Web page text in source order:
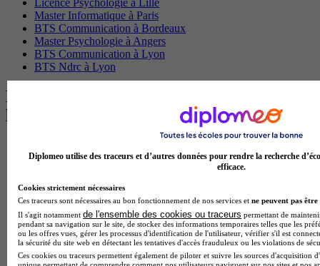
Master Informatique à Paris
BTS Communication à Bordeaux
Master Psychologie à Angers
BTS Communication à Lyon
BTS Ndrc à Lyon
Les intitulés de diplôme par alternance
les plus recherchés
BTS Dietetique en alternance
BTS Pi en alternance
BTS Sp3s en alternance
Master CCA en alternance
BTS Ndrc en alternance
BTS Sam en alternance
Cap Fleuriste en alternance
BTS Sio en alternance
Diplomeo utilise des traceurs et d’autres données pour rendre la recherche
efficace.
Cookies strictement nécessaires
Ces traceurs sont nécessaires au bon fonctionnement de nos services et ne peuvent pas être
Il s'agit notamment de l'ensemble des cookies ou traceurs permettant de
pendant sa navigation sur le site, de stocker des informations temporaires telles que les
ou les offres vues, gérer les processus d'identification de l'utilisateur, vérifier s'il est
la sécurité du site web en détectant les tentatives d'accès frauduleux ou les violations de
Ces cookies ou traceurs permettent également de piloter et suivre les sources d'acquisition